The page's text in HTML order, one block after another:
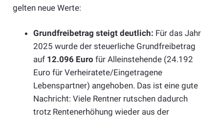
gelten neue Werte:
Grundfreibetrag steigt deutlich: Für das Jahr
2025 wurde der steuerliche Grundfreibetrag
auf 12.096 Euro für Alleinstehende (24.192
Euro für Verheiratete/Eingetragene
Lebenspartner) angehoben. Das ist eine gute
Nachricht: Viele Rentner rutschen dadurch
trotz Rentenerhöhung wieder aus der